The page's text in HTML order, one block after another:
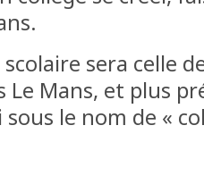
sera celle
Mans, et plus
le nom de «